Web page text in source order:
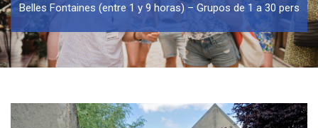
Belles Fontaines (entre 1 y 9 horas) – Grupos de 1 a 30 pers